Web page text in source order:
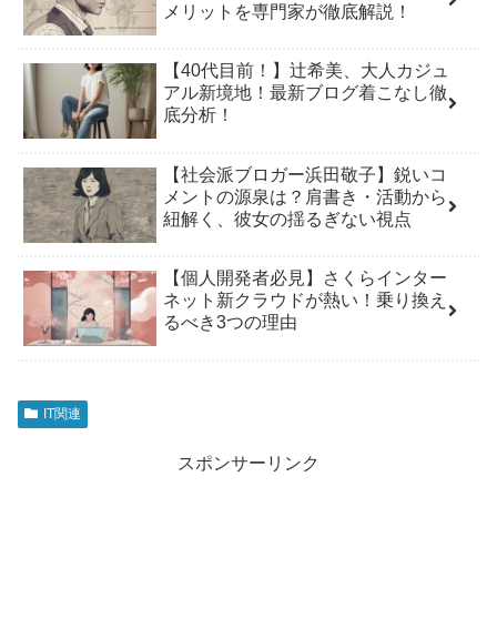
メリットを専門家が徹底解説！
【40代目前！】辻希美、大人カジュ
アル新境地！最新ブログ着こなし徹
底分析！
【社会派ブロガー浜田敬子】鋭いコ
メントの源泉は？肩書き・活動から
紐解く、彼女の揺るぎない視点
【個人開発者必見】さくらインター
ネット新クラウドが熱い！乗り換え
るべき3つの理由
IT関連
スポンサーリンク